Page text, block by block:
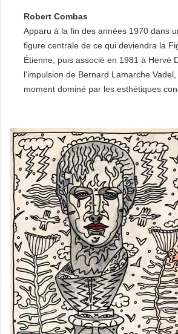
Robert Combas
Apparu à la fin des années 1970 dans
figure centrale de ce qui deviendra la
Étienne, puis associé en 1981 à Hervé
l'impulsion de Bernard Lamarche
moment dominé par les esthétiques